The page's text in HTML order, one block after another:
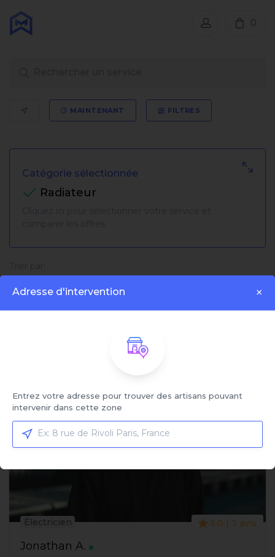
Adresse d'intervention ×
Entrez votre adresse pour trouver des artisans pouvant
intervenir dans cette zone
0
MAINTENANT FILTRES
Catégorie sélectionnée
Radiateur
Jonathan A.
Électricien 5.0 | 3 avis